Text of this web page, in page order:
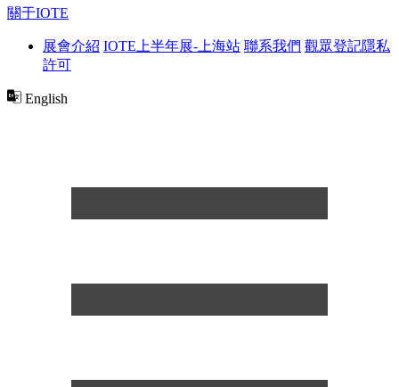
關于IOTE
展會介紹 IOTE上半年展-上海站 聯系我們 觀眾登記隱私
許可
English